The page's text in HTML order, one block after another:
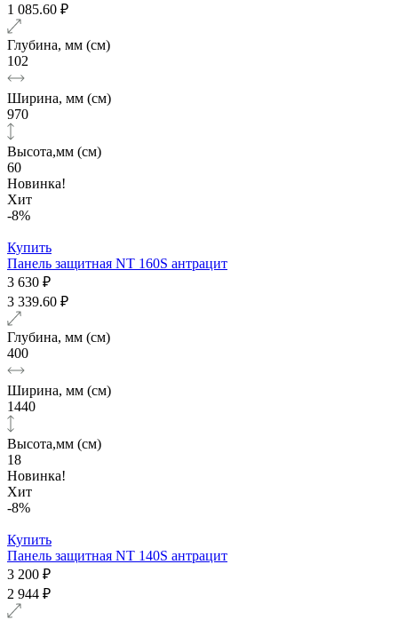
1 085.60 ₽
Глубина, мм (см)
102
Ширина, мм (см)
970
Высота,мм (см)
60
Новинка!
Хит
-8%
Купить
Панель защитная NT 160S антрацит
3 630 ₽
3 339.60 ₽
Глубина, мм (см)
400
Ширина, мм (см)
1440
Высота,мм (см)
18
Новинка!
Хит
-8%
Купить
Панель защитная NT 140S антрацит
3 200 ₽
2 944 ₽